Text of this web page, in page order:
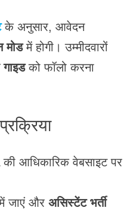
के अनुसार, आवेदन
मोडमें होगी। उम्मीदवारों
को फॉलो करना
आधिकारिक वेबसाइट पर
जाएं और असिस्टेंट भर्ती